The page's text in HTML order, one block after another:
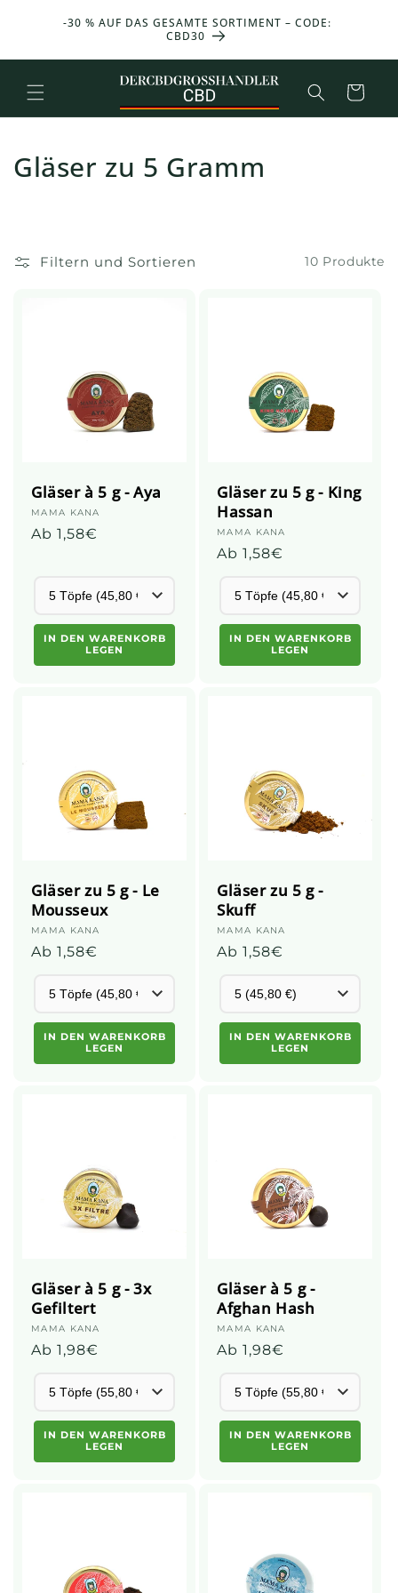
-30 % AUF DAS GESAMTE SORTIMENT – CODE:
CBD30
Warenkorb
Gläser zu 5 Gramm
Filtern und Sortieren 10 Produkte
Gläser à 5 g - Aya
Anbieter:
MAMA KANA
Üblicher
Ab 1,58€
IN DEN WARENKORB
LEGEN
Gläser zu 5 g - King
Hassan
Anbieter:
MAMA KANA
Üblicher
Ab 1,58€
IN DEN WARENKORB
LEGEN
Gläser zu 5 g - Le
Mousseux
Anbieter:
MAMA KANA
Üblicher
Ab 1,58€
IN DEN WARENKORB
LEGEN
Gläser zu 5 g -
Skuff
Anbieter:
MAMA KANA
Üblicher
Ab 1,58€
IN DEN WARENKORB
LEGEN
Gläser à 5 g - 3x
Gefiltert
Anbieter:
MAMA KANA
Üblicher
Ab 1,98€
IN DEN WARENKORB
LEGEN
Gläser à 5 g -
Afghan Hash
Anbieter:
MAMA KANA
Üblicher
Ab 1,98€
IN DEN WARENKORB
LEGEN